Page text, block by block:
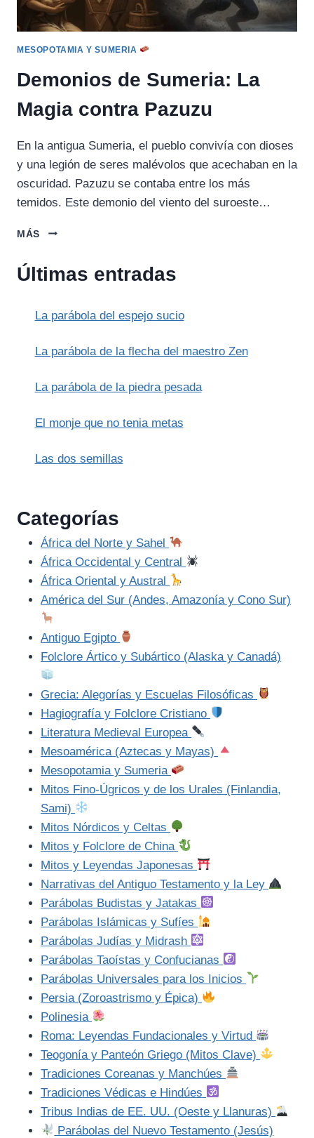
MESOPOTAMIA Y SUMERIA
Demonios de Sumeria: La
Magia contra Pazuzu
En la antigua Sumeria, el pueblo convivía con dioses
y una legión de seres malévolos que acechaban en la
oscuridad. Pazuzu se contaba entre los más
temidos. Este demonio del viento del suroeste…
MÁS
DEMONIOS
LA
PAZUZU
Últimas entradas
La parábola del espejo sucio
La parábola de la flecha del maestro Zen
La parábola de la piedra pesada
El monje que no tenia metas
Las dos semillas
Categorías
África del Norte y Sahel
África Occidental y Central
África Oriental y Austral
América del Sur (Andes, Amazonía y Cono Sur)
Antiguo Egipto
Folclore Ártico y Subártico (Alaska y Canadá)
Grecia: Alegorías y Escuelas Filosóficas
Hagiografía y Folclore Cristiano
Literatura Medieval Europea
Mesoamérica (Aztecas y Mayas)
Mesopotamia y Sumeria
Mitos Fino-Úgricos y de los Urales (Finlandia,
Sami)
Mitos Nórdicos y Celtas
Mitos y Folclore de China
Mitos y Leyendas Japonesas
Narrativas del Antiguo Testamento y la Ley
Parábolas Budistas y Jatakas
Parábolas Islámicas y Sufíes
Parábolas Judías y Midrash
Parábolas Taoístas y Confucianas
Parábolas Universales para los Inicios
Persia (Zoroastrismo y Épica)
Polinesia
Roma: Leyendas Fundacionales y Virtud
Teogonía y Panteón Griego (Mitos Clave)
Tradiciones Coreanas y Manchúes
Tradiciones Védicas e Hindúes
Tribus Indias de EE. UU. (Oeste y Llanuras)
Parábolas del Nuevo Testamento (Jesús)